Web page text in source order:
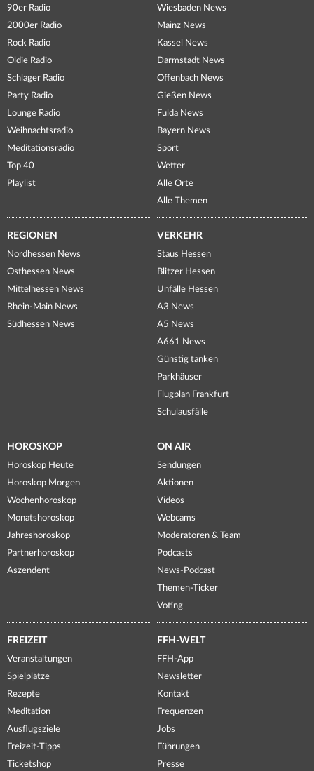
90er Radio
2000er Radio
Rock Radio
Oldie Radio
Schlager Radio
Party Radio
Lounge Radio
Weihnachtsradio
Meditationsradio
Top 40
Playlist
Wiesbaden News
Mainz News
Kassel News
Darmstadt News
Offenbach News
Gießen News
Fulda News
Bayern News
Sport
Wetter
Alle Orte
Alle Themen
REGIONEN
Nordhessen News
Osthessen News
Mittelhessen News
Rhein-Main News
Südhessen News
VERKEHR
Staus Hessen
Blitzer Hessen
Unfälle Hessen
A3 News
A5 News
A661 News
Günstig tanken
Parkhäuser
Flugplan Frankfurt
Schulausfälle
HOROSKOP
Horoskop Heute
Horoskop Morgen
Wochenhoroskop
Monatshoroskop
Jahreshoroskop
Partnerhoroskop
Aszendent
ON AIR
Sendungen
Aktionen
Videos
Webcams
Moderatoren & Team
Podcasts
News-Podcast
Themen-Ticker
Voting
FREIZEIT
Veranstaltungen
Spielplätze
Rezepte
Meditation
Ausflugsziele
Freizeit-Tipps
Ticketshop
FFH-WELT
FFH-App
Newsletter
Kontakt
Frequenzen
Jobs
Führungen
Presse